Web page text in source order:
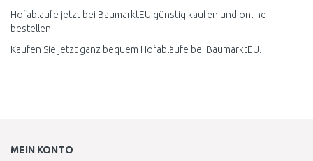
Hofabläufe jetzt bei BaumarktEU günstig kaufen und online
bestellen.
Kaufen Sie jetzt ganz bequem Hofabläufe bei BaumarktEU.
MEIN KONTO